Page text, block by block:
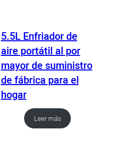
5.5L Enfriador de
aire portátil al por
mayor de suministro
de fábrica para el
hogar
Leer más